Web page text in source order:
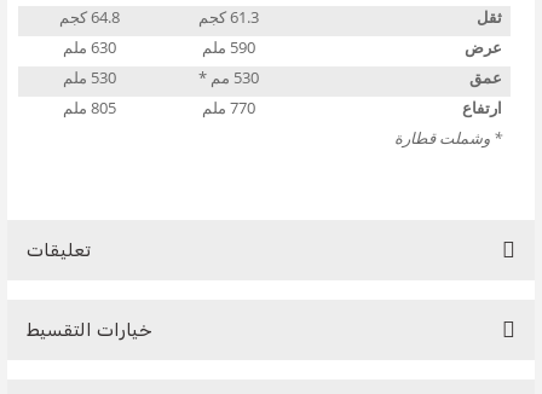
ثقل
61.3 كجم
64.8 كجم
عرض
590 ملم
630 ملم
عمق
530 مم *
530 ملم
ارتفاع
770 ملم
805 ملم
* وشملت قطارة
تعليقات
خيارات التقسيط